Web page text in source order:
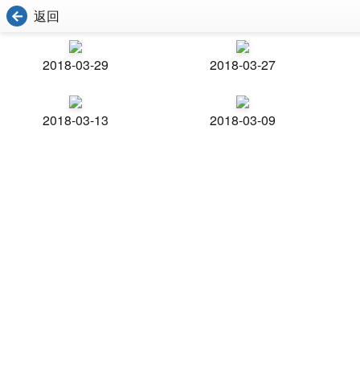
返回
2018-03-29 2018-03-27
2018-03-13 2018-03-09